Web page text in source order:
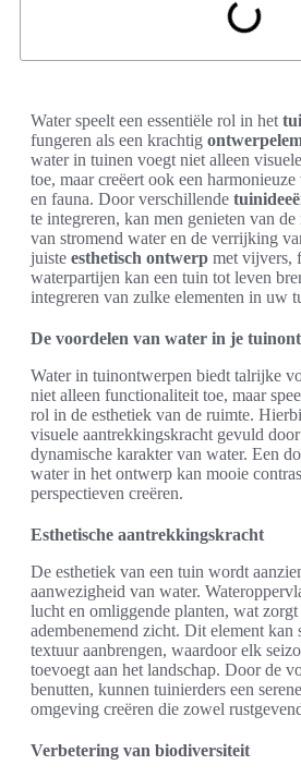
Water speelt een essentiële rol in het
fungeren als een krachtig
water in tuinen voegt niet alleen
toe, maar creëert ook een
en fauna. Door verschillende
te integreren, kan men genieten van de
van stromend water en de verrijking
juiste esthetisch ontwerp met vijvers,
waterpartijen kan een tuin tot leven
integreren van zulke elementen in uw
De voordelen van water in je
Water in tuinontwerpen biedt talrijke
niet alleen functionaliteit toe, maar
rol in de esthetiek van de ruimte.
visuele aantrekkingskracht gevuld
dynamische karakter van water. Een
water in het ontwerp kan mooie
perspectieven creëren.
Esthetische aantrekkingskracht
De esthetiek van een tuin wordt
aanwezigheid van water.
lucht en omliggende planten, wat zorgt
adembenemend zicht. Dit element kan
textuur aanbrengen, waardoor elk
toevoegt aan het landschap. Door de
benutten, kunnen tuinierders een
omgeving creëren die zowel
Verbetering van biodiversiteit